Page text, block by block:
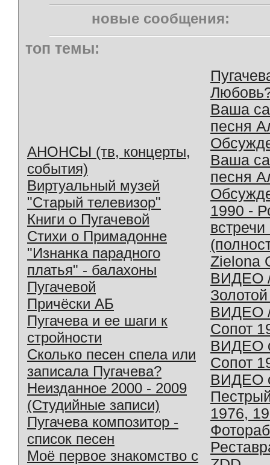
новые сообщения:
топ темы:
АНОНСЫ (тв, концерты,
события)
Виртуальный музей
"Старый телевизор"
Книги о Пугачевой
Стихи о Примадонне
"Изнанка парадного
платья" - балахоны
Пугачевой
Причёски АБ
Пугачева и ее шаги к
стройности
Сколько песен спела или
записала Пугачева?
Неизданное 2000 - 2009
(Студийные записи)
Пугачева композитор -
список песен
Моё первое знакомство с
Ваша
песня
Ваша
песня
1990 -
Zielona
ВИДЕО
ВИДЕО
Сопот
ВИДЕО
Сопот
ВИДЕО
1976,